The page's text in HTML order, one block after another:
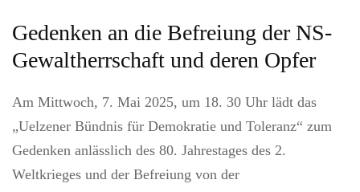
Gedenken an die Befreiung der NS-
Gewaltherrschaft und deren Opfer
Am Mittwoch, 7. Mai 2025, um 18. 30 Uhr lädt das
„Uelzener Bündnis für Demokratie und Toleranz“ zum
Gedenken anlässlich des 80. Jahrestages des 2.
Weltkrieges und der Befreiung von der